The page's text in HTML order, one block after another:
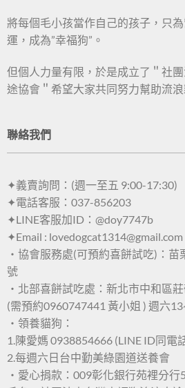
將每個毛小孩當作自己的孩子，只
運，成為”幸福狗”。
但個人力量有限，於是成立了＂社
途協會＂希望大家共同努力幫助流浪
聯絡我們
✦義賣詢問：(週一至五 9:00-17:30)
✦電話客服：037-856203
✦LINE客服加ID：@doy7747b
✦Email : lovedogcat1314@gmail.com
・協會服務處(可預約喜餅試吃)：
號
・北部喜餅試吃處：新北市中和區
(需預約0960747441 黃小姐 ) 週六
・領養貓狗：
1.陳愛媽 0938854666 (LINE ID同電
2.每週六日台中勤美綠園道送養會
・愛心捐款：009彰化銀行苑裡分